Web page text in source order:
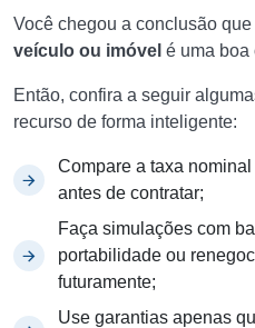
Você chegou a conclusão que
veículo ou imóvel é uma boa
Então, confira a seguir
recurso de forma inteligente:
Compare a taxa
antes de contratar;
Faça simulações com
portabilidade ou
futuramente;
Use garantias apenas